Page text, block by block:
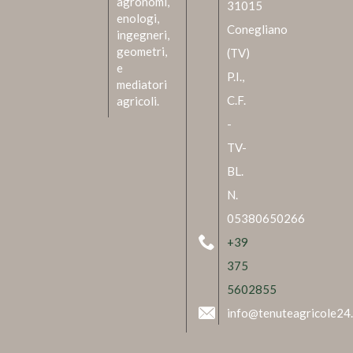
enologi,
ingegneri,
geometri,
e
mediatori
agricoli.
31015
Conegliano
(TV)
P.I.,
C.F.
-
TV-
BL.
N.
05380650266
+39
375
5602855